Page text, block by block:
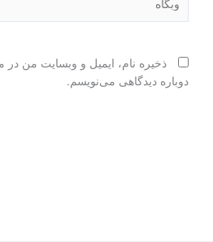
ذخیره نام، ایمیل و وبسایت من در
دوباره دیدگاهی می‌نویسم.